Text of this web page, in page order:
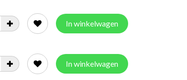
In winkelwagen
In winkelwagen